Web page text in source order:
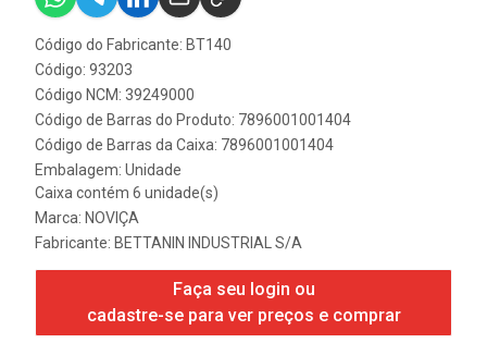
Código do Fabricante: BT140
Código: 93203
Código NCM: 39249000
Código de Barras do Produto: 7896001001404
Código de Barras da Caixa: 7896001001404
Embalagem: Unidade
Caixa contém 6 unidade(s)
Marca: NOVIÇA
Fabricante: BETTANIN INDUSTRIAL S/A
Faça seu login ou
cadastre-se para ver preços e comprar